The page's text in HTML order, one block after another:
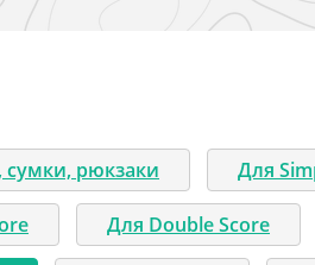
сумки, рюкзаки Для
Для Double Score